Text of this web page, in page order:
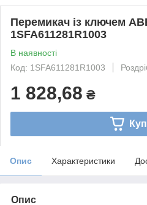
Перемикач із ключем
1SFA611281R1003
В наявності
Код: 1SFA611281R1003
1 828,68 ₴
Опис Характеристики
Опис